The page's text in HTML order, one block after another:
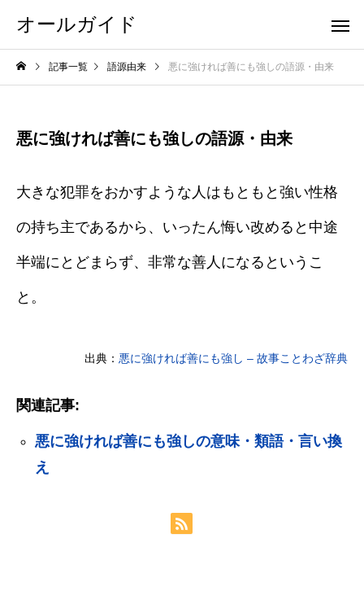
オールガイド
記事一覧 語源由来 悪に強ければ善にも強しの語源・由来
悪に強ければ善にも強しの語源・由来
大きな犯罪をおかすような人はもともと強い性格
の持ち主であるから、いったん悔い改めると中途
半端にとどまらず、非常な善人になるというこ
と。
出典： 悪に強ければ善にも強し – 故事ことわざ辞典
関連記事:
悪に強ければ善にも強しの意味・類語・言い換
え